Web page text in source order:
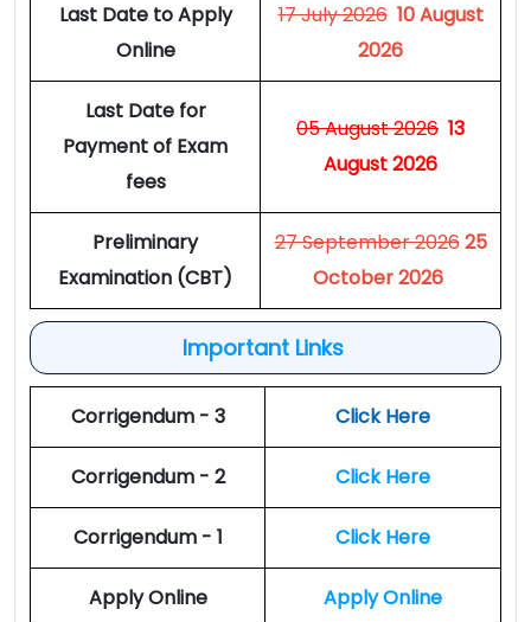
Last Date to Apply
Online
17 July 2026 10 August
2026
Last Date for
Payment of Exam
fees
05 August 2026 13
August 2026
Preliminary
Examination (CBT)
27 September 202625
October 2026
Important Links
Corrigendum - 3 Click Here
Corrigendum - 2 Click Here
Corrigendum - 1 Click Here
Apply Online Apply Online